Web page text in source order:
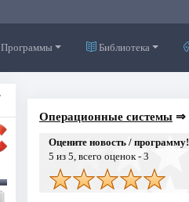
Программы Библиотека
Операционные системы⇒
Оцените новость / программу!
5 из 5, всего оценок - 3